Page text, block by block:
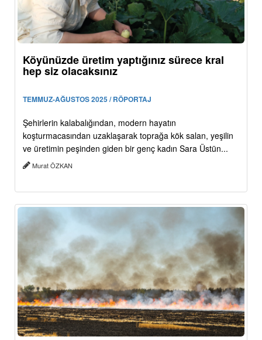
Köyünüzde üretim yaptığınız sürece kral
hep siz olacaksınız
TEMMUZ-AĞUSTOS 2025 / RÖPORTAJ
Şehirlerin kalabalığından, modern hayatın
koşturmacasından uzaklaşarak toprağa kök salan, yeşilin
ve üretimin peşinden giden bir genç kadın Sara Üstün...
Murat ÖZKAN